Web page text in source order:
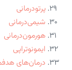
پرتودرمانی
شیمی‌درمانی
هورمون‌درمانی
ایمونوتراپی
درمان‌های